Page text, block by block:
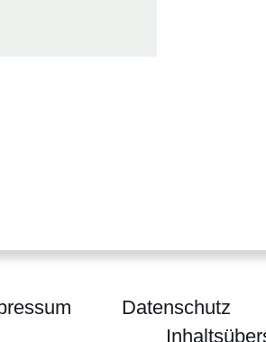
Datenschutz